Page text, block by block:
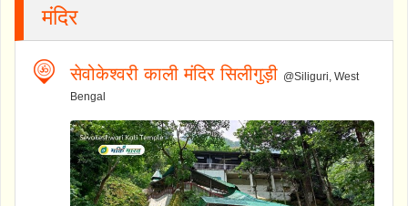
मंदिर
सेवोकेश्वरी काली मंदिर सिलीगुड़ी @Siliguri, West
Bengal